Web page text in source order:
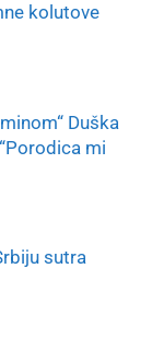
kolutove
Duška
mi
sutra